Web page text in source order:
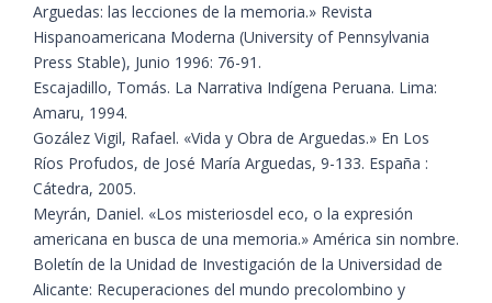
Arguedas: las lecciones de la memoria.» Revista
Hispanoamericana Moderna (University of Pennsylvania
Press Stable), Junio 1996: 76-91.
Escajadillo, Tomás. La Narrativa Indígena Peruana. Lima:
Amaru, 1994.
​Gozález Vigil, Rafael. «Vida y Obra de Arguedas.» En Los
Ríos Profudos, de José María Arguedas, 9-133. España :
Cátedra, 2005.
​Meyrán, Daniel. «Los misteriosdel eco, o la expresión
americana en busca de una memoria.» América sin nombre.
Boletín de la Unidad de Investigación de la Universidad de
Alicante: Recuperaciones del mundo precolombino y